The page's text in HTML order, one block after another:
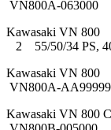
VN800A-063000
Kawasaki VN
2 55/50/34 PS,
Kawasaki VN
VN800A-
Kawasaki VN